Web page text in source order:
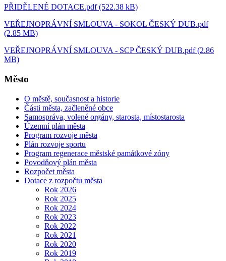
PŘIDĚLENÉ DOTACE.pdf (522.38 kB)
VEŘEJNOPRÁVNÍ SMLOUVA - SOKOL ČESKÝ DUB.pdf
(2.85 MB)
VEŘEJNOPRÁVNÍ SMLOUVA - SCP ČESKÝ DUB.pdf (2.86
MB)
Město
O městě, současnost a historie
Části města, začleněné obce
Samospráva, volené orgány, starosta, místostarosta
Územní plán města
Program rozvoje města
Plán rozvoje sportu
Program regenerace městské památkové zóny
Povodňový plán města
Rozpočet města
Dotace z rozpočtu města
Rok 2026
Rok 2025
Rok 2024
Rok 2023
Rok 2022
Rok 2021
Rok 2020
Rok 2019